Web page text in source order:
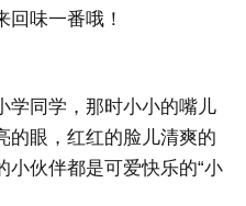
回味一番哦！
学同学，那时小小的嘴儿
的眼，红红的脸儿清爽的
小伙伴都是可爱快乐的“小